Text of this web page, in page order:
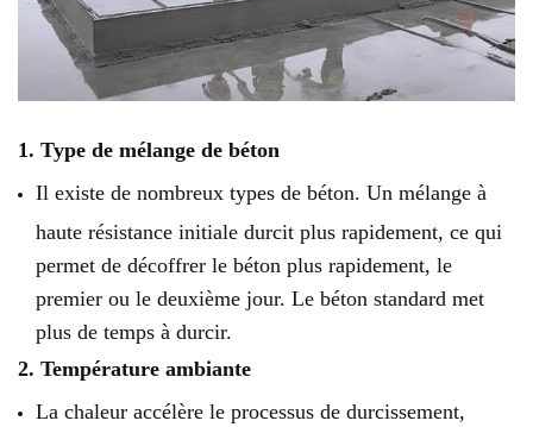
1. Type de mélange de béton
Il existe de nombreux types de béton. Un mélange à
haute résistance initiale durcit plus rapidement, ce qui
permet de décoffrer le béton plus rapidement, le
premier ou le deuxième jour. Le béton standard met
plus de temps à durcir.
2. Température ambiante
La chaleur accélère le processus de durcissement,